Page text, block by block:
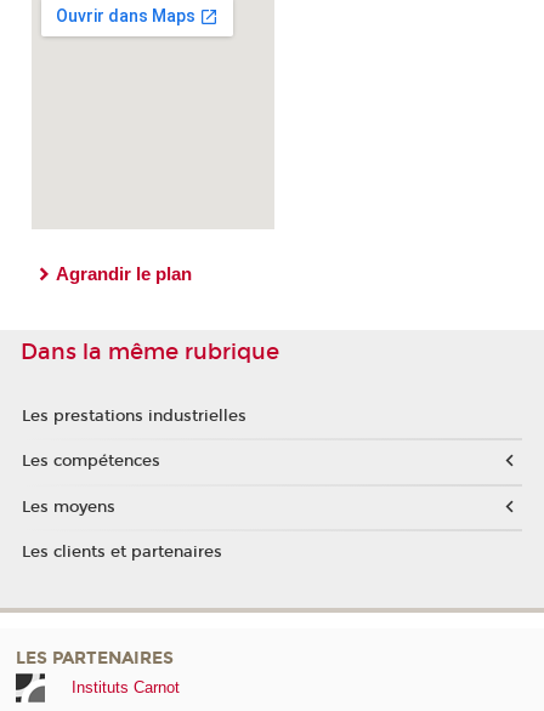
Agrandir le plan
Dans la même rubrique
Les prestations industrielles
Les compétences
Les moyens
Les clients et partenaires
LES PARTENAIRES
Instituts Carnot